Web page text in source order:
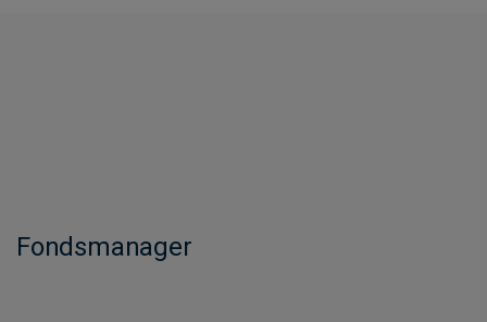
Fondsmanager​​​​​​​​​​​​​​​​​​​​